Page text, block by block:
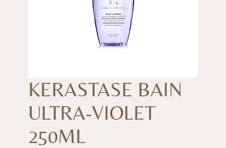
KERASTASE BAIN
ULTRA-VIOLET
250ML